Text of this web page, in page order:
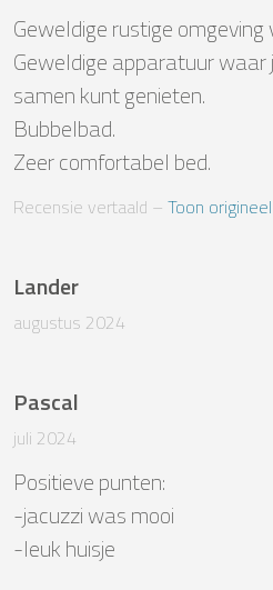
Geweldige rustige omgeving
Geweldige apparatuur waar
samen kunt genieten.
Bubbelbad.
Zeer comfortabel bed.
Recensie vertaald – Toon origineel
Lander
augustus 2024
Pascal
juli 2024
Positieve punten:
-jacuzzi was mooi
-leuk huisje